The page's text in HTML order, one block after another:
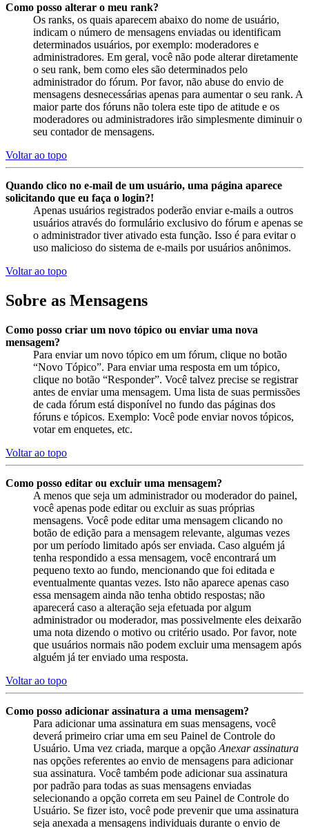
Como posso alterar o meu rank?
Os ranks, os quais aparecem abaixo do nome de usuário,
indicam o número de mensagens enviadas ou identificam
determinados usuários, por exemplo: moderadores e
administradores. Em geral, você não pode alterar diretamente
o seu rank, bem como eles são determinados pelo
administrador do fórum. Por favor, não abuse do envio de
mensagens desnecessárias apenas para aumentar o seu rank. A
maior parte dos fóruns não tolera este tipo de atitude e os
moderadores ou administradores irão simplesmente diminuir o
seu contador de mensagens.
Voltar ao topo
Quando clico no e-mail de um usuário, uma página aparece
solicitando que eu faça o login?!
Apenas usuários registrados poderão enviar e-mails a outros
usuários através do formulário exclusivo do fórum e apenas se
o administrador tiver ativado esta função. Isso é para evitar o
uso malicioso do sistema de e-mails por usuários anônimos.
Voltar ao topo
Sobre as Mensagens
Como posso criar um novo tópico ou enviar uma nova
mensagem?
Para enviar um novo tópico em um fórum, clique no botão
“Novo Tópico”. Para enviar uma resposta em um tópico,
clique no botão “Responder”. Você talvez precise se registrar
antes de enviar uma mensagem. Uma lista de suas permissões
de cada fórum está disponível no fundo das páginas dos
fóruns e tópicos. Exemplo: Você pode enviar novos tópicos,
votar em enquetes, etc.
Voltar ao topo
Como posso editar ou excluir uma mensagem?
A menos que seja um administrador ou moderador do painel,
você apenas pode editar ou excluir as suas próprias
mensagens. Você pode editar uma mensagem clicando no
botão de edição para a mensagem relevante, algumas vezes
por um período limitado após ser enviada. Caso alguém já
tenha respondido a essa mensagem, você encontrará um
pequeno texto ao fundo, mencionando que foi editada e
eventualmente quantas vezes. Isto não aparece apenas caso
essa mensagem ainda não tenha obtido respostas; não
aparecerá caso a alteração seja efetuada por algum
administrador ou moderador, mas possivelmente eles deixarão
uma nota dizendo o motivo ou critério usado. Por favor, note
que usuários normais não podem excluir uma mensagem após
alguém já ter enviado uma resposta.
Voltar ao topo
Como posso adicionar assinatura a uma mensagem?
Para adicionar uma assinatura em suas mensagens, você
deverá primeiro criar uma em seu Painel de Controle do
Usuário. Uma vez criada, marque a opção Anexar assinatura
nas opções referentes ao envio de mensagens para adicionar
sua assinatura. Você também pode adicionar sua assinatura
por padrão para todas as suas mensagens enviadas
selecionando a opção correta em seu Painel de Controle do
Usuário. Se fizer isto, você pode prevenir que uma assinatura
seja anexada a mensagens individuais durante o envio de